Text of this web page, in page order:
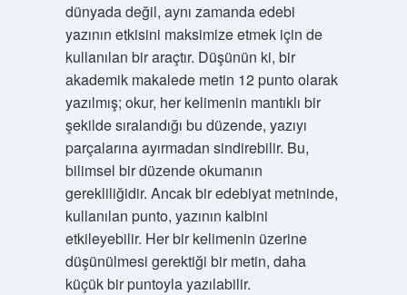
dünyada değil, aynı zamanda edebi
yazının etkisini maksimize etmek için de
kullanılan bir araçtır. Düşünün ki, bir
akademik makalede metin 12 punto olarak
yazılmış; okur, her kelimenin mantıklı bir
şekilde sıralandığı bu düzende, yazıyı
parçalarına ayırmadan sindirebilir. Bu,
bilimsel bir düzende okumanın
gerekliliğidir. Ancak bir edebiyat metninde,
kullanılan punto, yazının kalbini
etkileyebilir. Her bir kelimenin üzerine
düşünülmesi gerektiği bir metin, daha
küçük bir puntoyla yazılabilir.